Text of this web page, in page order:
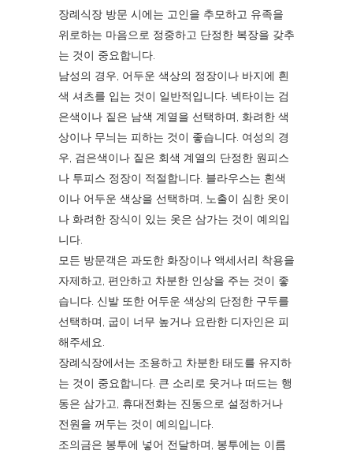
장례식장 방문 시에는 고인을 추모하고 유족을
위로하는 마음으로 정중하고 단정한 복장을 갖추
는 것이 중요합니다.
남성의 경우, 어두운 색상의 정장이나 바지에 흰
색 셔츠를 입는 것이 일반적입니다. 넥타이는 검
은색이나 짙은 남색 계열을 선택하며, 화려한 색
상이나 무늬는 피하는 것이 좋습니다. 여성의 경
우, 검은색이나 짙은 회색 계열의 단정한 원피스
나 투피스 정장이 적절합니다. 블라우스는 흰색
이나 어두운 색상을 선택하며, 노출이 심한 옷이
나 화려한 장식이 있는 옷은 삼가는 것이 예의입
니다.
모든 방문객은 과도한 화장이나 액세서리 착용을
자제하고, 편안하고 차분한 인상을 주는 것이 좋
습니다. 신발 또한 어두운 색상의 단정한 구두를
선택하며, 굽이 너무 높거나 요란한 디자인은 피
해주세요.
장례식장에서는 조용하고 차분한 태도를 유지하
는 것이 중요합니다. 큰 소리로 웃거나 떠드는 행
동은 삼가고, 휴대전화는 진동으로 설정하거나
전원을 꺼두는 것이 예의입니다.
조의금은 봉투에 넣어 전달하며, 봉투에는 이름